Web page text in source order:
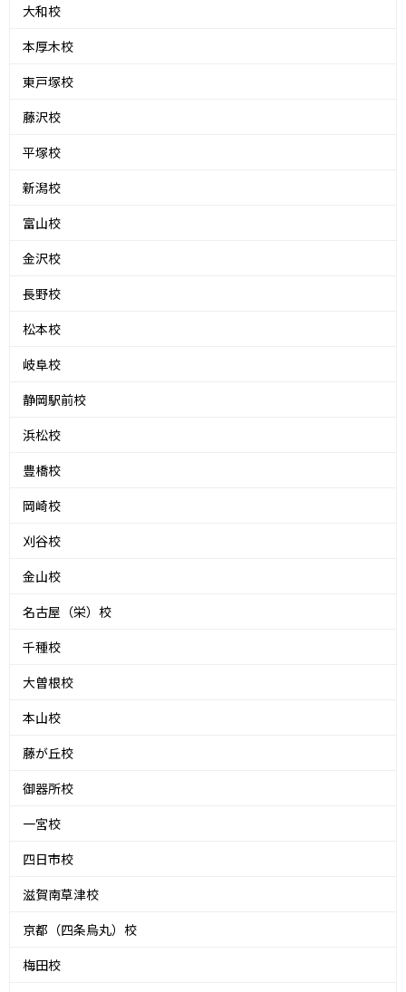
大和校
本厚木校
東戸塚校
藤沢校
平塚校
新潟校
富山校
金沢校
長野校
松本校
岐阜校
静岡駅前校
浜松校
豊橋校
岡崎校
刈谷校
金山校
名古屋（栄）校
千種校
大曽根校
本山校
藤が丘校
御器所校
一宮校
四日市校
滋賀南草津校
京都（四条烏丸）校
梅田校